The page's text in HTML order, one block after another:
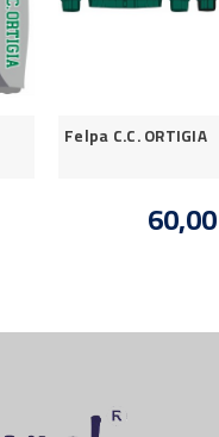
Felpa C.C. ORTIGIA